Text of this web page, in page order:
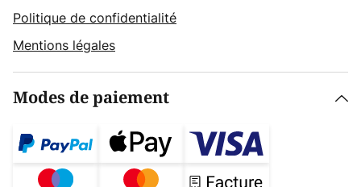
Politique de confidentialité
Mentions légales
Modes de paiement